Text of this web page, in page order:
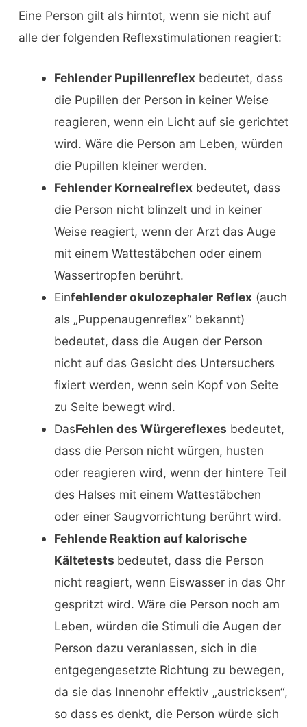
Eine Person gilt als hirntot, wenn sie nicht auf
alle der folgenden Reflexstimulationen reagiert:
Fehlender Pupillenreflexbedeutet, dass
die Pupillen der Person in keiner Weise
reagieren, wenn ein Licht auf sie gerichtet
wird. Wäre die Person am Leben, würden
die Pupillen kleiner werden.
Fehlender Kornealreflexbedeutet, dass
die Person nicht blinzelt und in keiner
Weise reagiert, wenn der Arzt das Auge
mit einem Wattestäbchen oder einem
Wassertropfen berührt.
Einfehlender okulozephaler Reflex(auch
als „Puppenaugenreflex“ bekannt)
bedeutet, dass die Augen der Person
nicht auf das Gesicht des Untersuchers
fixiert werden, wenn sein Kopf von Seite
zu Seite bewegt wird.
DasFehlen des Würgereflexes bedeutet,
dass die Person nicht würgen, husten
oder reagieren wird, wenn der hintere Teil
des Halses mit einem Wattestäbchen
oder einer Saugvorrichtung berührt wird.
Fehlende Reaktion auf kalorische
Kältetests bedeutet, dass die Person
nicht reagiert, wenn Eiswasser in das Ohr
gespritzt wird. Wäre die Person noch am
Leben, würden die Stimuli die Augen der
Person dazu veranlassen, sich in die
entgegengesetzte Richtung zu bewegen,
da sie das Innenohr effektiv „austricksen“,
so dass es denkt, die Person würde sich